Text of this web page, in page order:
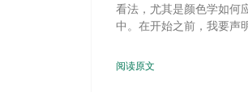
看法，尤其是颜色学如何
中。在开始之前，我要声
阅读原文